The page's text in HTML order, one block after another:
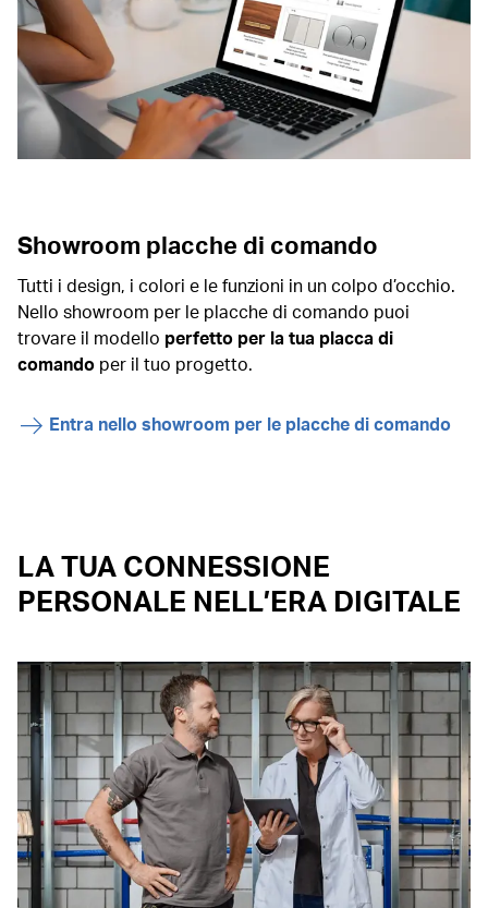
Showroom placche di comando
Tutti i design, i colori e le funzioni in un colpo d’occhio.
Nello showroom per le placche di comando puoi
trovare il modello perfetto per la tua placca di
comando per il tuo progetto.
Entra nello showroom per le placche di comando
LA TUA CONNESSIONE
PERSONALE NELL’ERA DIGITALE